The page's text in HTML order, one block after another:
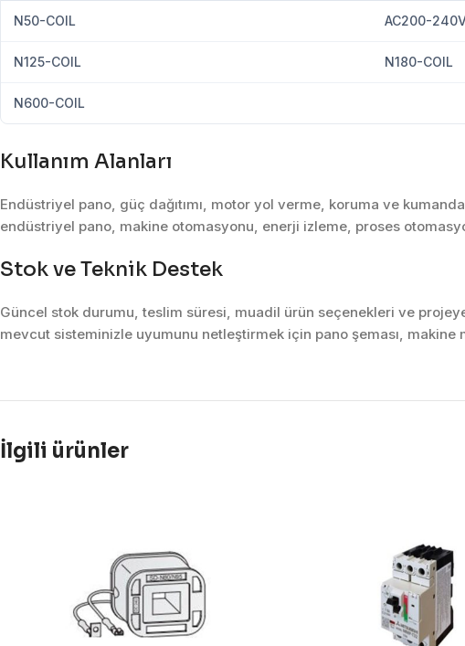
N50-COIL AC200-
N125-COIL N180-COIL
N600-COIL
Kullanım Alanları
Endüstriyel pano, güç dağıtımı, motor yol verme, koruma ve
endüstriyel pano, makine otomasyonu, enerji izleme, proses
Stok ve Teknik Destek
Güncel stok durumu, teslim süresi, muadil ürün seçenekleri ve
mevcut sisteminizle uyumunu netleştirmek için pano şeması,
İlgili ürünler